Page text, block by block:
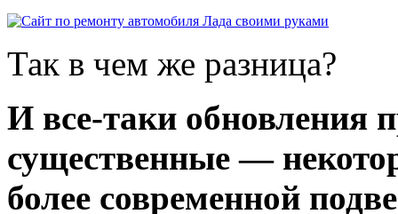
Так в чем же разница?
И все-таки обновления
существенные —
более современной